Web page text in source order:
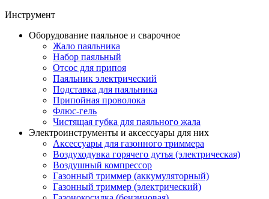
Инструмент
Оборудование паяльное и сварочное
Жало паяльника
Набор паяльный
Отсос для припоя
Паяльник электрический
Подставка для паяльника
Припойная проволока
Флюс-гель
Чистящая губка для паяльного жала
Электроинструменты и аксессуары для них
Аксессуары для газонного триммера
Воздуходувка горячего дутья (электрическая)
Воздушный компрессор
Газонный триммер (аккумуляторный)
Газонный триммер (электрический)